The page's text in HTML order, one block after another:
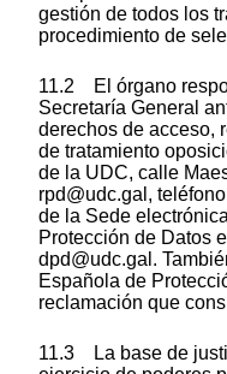
gestión de todos los
procedimiento de
11.2 El órgano
Secretaría General
derechos de acceso,
de tratamiento
de la UDC, calle
rpd@udc.gal,
de la Sede
Protección de Datos
dpd@udc.gal.
Española de
reclamación que
11.3 La base de